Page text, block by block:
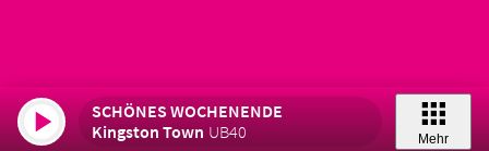
SCHÖNES WOCHENENDE
Kingston Town UB40 Mehr